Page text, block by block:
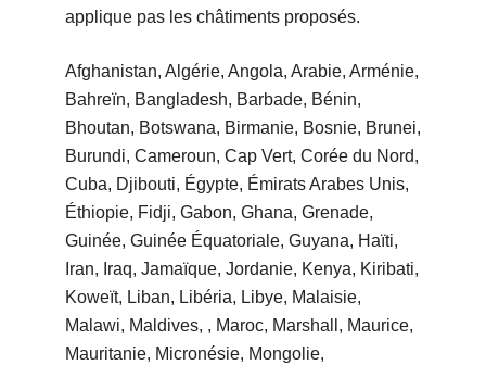
applique pas les châtiments proposés.
Afghanistan, Algérie, Angola, Arabie, Arménie,
Bahreïn, Bangladesh, Barbade, Bénin,
Bhoutan, Botswana, Birmanie, Bosnie, Brunei,
Burundi, Cameroun, Cap Vert, Corée du Nord,
Cuba, Djibouti, Égypte, Émirats Arabes Unis,
Éthiopie, Fidji, Gabon, Ghana, Grenade,
Guinée, Guinée Équatoriale, Guyana, Haïti,
Iran, Iraq, Jamaïque, Jordanie, Kenya, Kiribati,
Koweït, Liban, Libéria, Libye, Malaisie,
Malawi, Maldives, , Maroc, Marshall, Maurice,
Mauritanie, Micronésie, Mongolie,